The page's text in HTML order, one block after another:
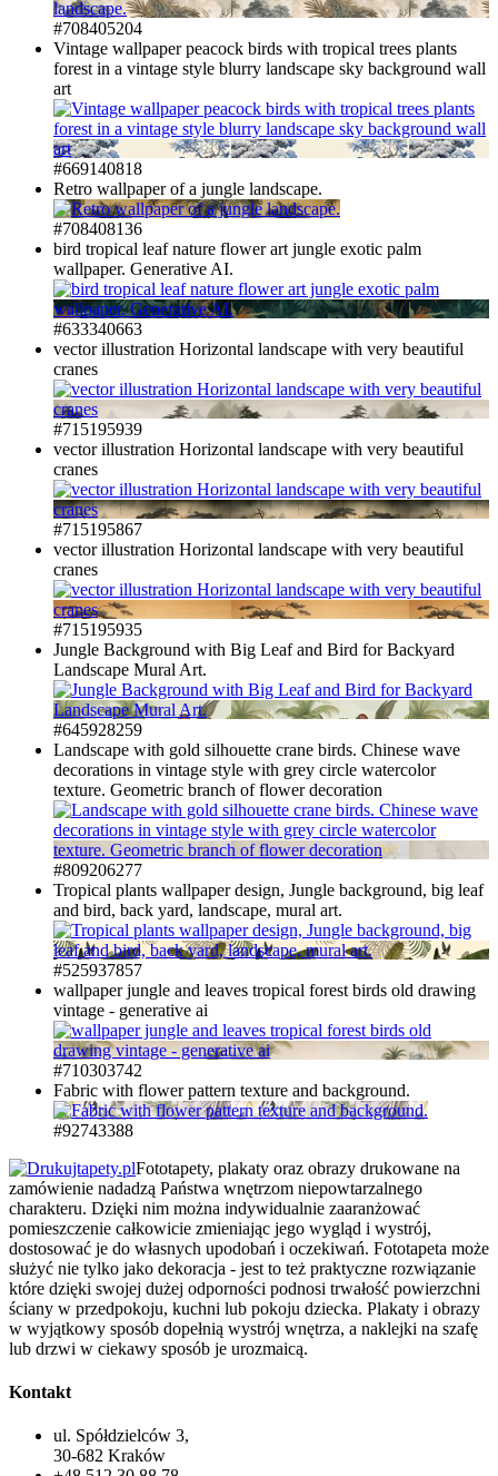
#708405204
Vintage wallpaper peacock birds with tropical trees plants
forest in a vintage style blurry landscape sky background wall
art
#669140818
Retro wallpaper of a jungle landscape.
#708408136
bird tropical leaf nature flower art jungle exotic palm
wallpaper. Generative AI.
#633340663
vector illustration Horizontal landscape with very beautiful
cranes
#715195939
vector illustration Horizontal landscape with very beautiful
cranes
#715195867
vector illustration Horizontal landscape with very beautiful
cranes
#715195935
Jungle Background with Big Leaf and Bird for Backyard
Landscape Mural Art.
#645928259
Landscape with gold silhouette crane birds. Chinese wave
decorations in vintage style with grey circle watercolor
texture. Geometric branch of flower decoration
#809206277
Tropical plants wallpaper design, Jungle background, big leaf
and bird, back yard, landscape, mural art.
#525937857
wallpaper jungle and leaves tropical forest birds old drawing
vintage - generative ai
#710303742
Fabric with flower pattern texture and background.
#92743388
Fototapety, plakaty oraz obrazy drukowane na
zamówienie nadadzą Państwa wnętrzom niepowtarzalnego
charakteru. Dzięki nim można indywidualnie zaaranżować
pomieszczenie całkowicie zmieniając jego wygląd i wystrój,
dostosować je do własnych upodobań i oczekiwań. Fototapeta może
służyć nie tylko jako dekoracja - jest to też praktyczne rozwiązanie
które dzięki swojej dużej odporności podnosi trwałość powierzchni
ściany w przedpokoju, kuchni lub pokoju dziecka. Plakaty i obrazy
w wyjątkowy sposób dopełnią wystrój wnętrza, a naklejki na szafę
lub drzwi w ciekawy sposób je urozmaicą.
Kontakt
ul. Spółdzielców 3,
30-682 Kraków